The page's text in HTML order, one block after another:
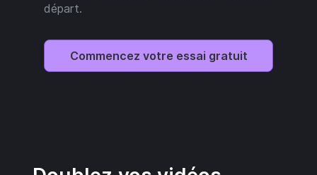
départ.
Commencez votre essai gratuit